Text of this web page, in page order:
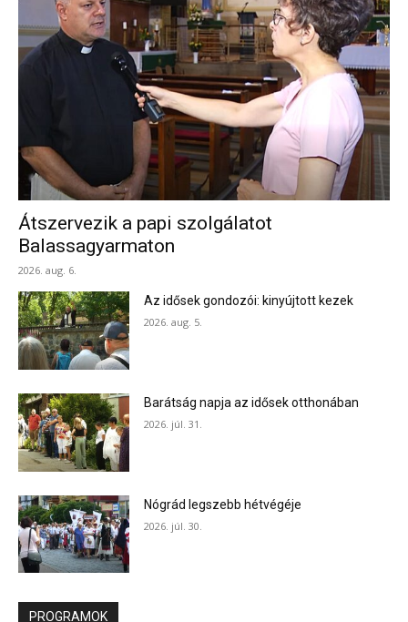
Átszervezik a papi szolgálatot
Balassagyarmaton
2026. aug. 6.
Az idősek gondozói: kinyújtott kezek
2026. aug. 5.
Barátság napja az idősek otthonában
2026. júl. 31.
Nógrád legszebb hétvégéje
2026. júl. 30.
PROGRAMOK